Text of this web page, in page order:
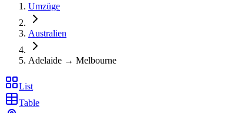
Umzüge
Australien
Adelaide → Melbourne
List
Table